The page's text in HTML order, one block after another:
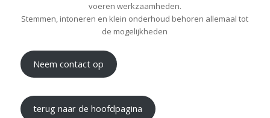
voeren werkzaamheden.
Stemmen, intoneren en klein onderhoud behoren allemaal tot
de mogelijkheden
Neem contact op
terug naar de hoofdpagina